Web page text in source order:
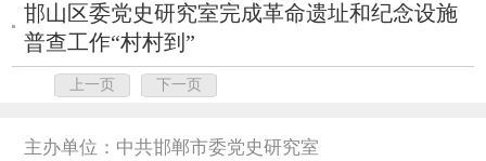
邯山区委党史研究室完成革命遗址和纪念设施
普查工作“村村到”
上一页 下一页
主办单位：中共邯郸市委党史研究室